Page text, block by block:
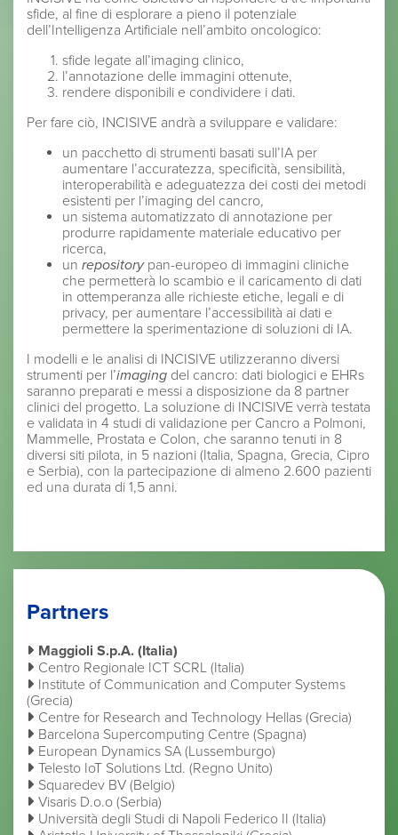
sfide, al fine di esplorare a pieno il potenziale
dell’Intelligenza Artificiale nell’ambito oncologico:
sfide legate all’imaging clinico,
l’annotazione delle immagini ottenute,
rendere disponibili e condividere i dati.
Per fare ciò, INCISIVE andrà a sviluppare e validare:
un pacchetto di strumenti basati sull’IA per
aumentare l’accuratezza, specificità, sensibilità,
interoperabilità e adeguatezza dei costi dei metodi
esistenti per l’imaging del cancro,
un sistema automatizzato di annotazione per
produrre rapidamente materiale educativo per
ricerca,
un repositorypan-europeo di immagini cliniche
che permetterà lo scambio e il caricamento di dati
in ottemperanza alle richieste etiche, legali e di
privacy, per aumentare l’accessibilità ai dati e
permettere la sperimentazione di soluzioni di IA.
I modelli e le analisi di INCISIVE utilizzeranno diversi
strumenti per l’imaging del cancro: dati biologici e EHRs
saranno preparati e messi a disposizione da 8 partner
clinici del progetto. La soluzione di INCISIVE verrà testata
e validata in 4 studi di validazione per Cancro a Polmoni,
Mammelle, Prostata e Colon, che saranno tenuti in 8
diversi siti pilota, in 5 nazioni (Italia, Spagna, Grecia, Cipro
e Serbia), con la partecipazione di almeno 2.600 pazienti
ed una durata di 1,5 anni.
Partners
Maggioli S.p.A. (Italia)
Centro Regionale ICT SCRL (Italia)
Institute of Communication and Computer Systems
(Grecia)
Centre for Research and Technology Hellas (Grecia)
Barcelona Supercomputing Centre (Spagna)
European Dynamics SA (Lussemburgo)
Telesto IoT Solutions Ltd. (Regno Unito)
Squaredev BV (Belgio)
Visaris D.o.o (Serbia)
Università degli Studi di Napoli Federico II (Italia)